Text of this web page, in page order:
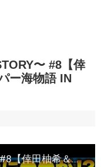
〜 #8【倖
ー海物語 IN
微女と野獣〜SEA SIDE STORY〜 #8【倖田柚希＆ヤドゥ】＜CRAスーパー海物語 IN JAPAN with 桃太郎電鉄＞★★金曜日更新★★